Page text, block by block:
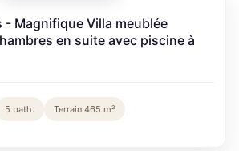
- Magnifique Villa meublée
en suite avec piscine à
5 bath. Terrain 465 m²